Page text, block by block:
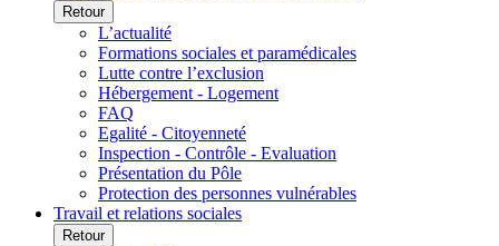
Retour
L’actualité
Formations sociales et paramédicales
Lutte contre l’exclusion
Hébergement - Logement
FAQ
Egalité - Citoyenneté
Inspection - Contrôle - Evaluation
Présentation du Pôle
Protection des personnes vulnérables
Travail et relations sociales
Retour